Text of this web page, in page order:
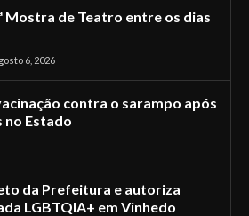
Mostra de Teatro entre os dias
6, 2026
contra o sarampo após
no Estado
da Prefeitura e autoriza
LGBTQIA+ em Vinhedo